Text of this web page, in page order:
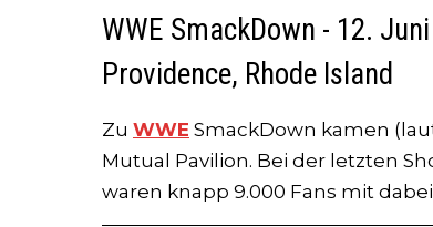
WWE SmackDown - 12.
Providence, Rhode Island
Zu WWE SmackDown kamen
Mutual Pavilion. Bei der letzten
waren knapp 9.000 Fans mit